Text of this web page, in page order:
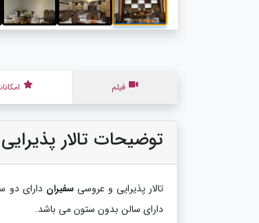
فیلم
توضیحات تالار
تالار پذیرایی و عروسیسفیران
دارای سالن بدون ستون می باشد.